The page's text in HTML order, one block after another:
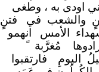
اودى به ، وطغى
والشعب في
فتنٍ
الأمس
انهمو
مُغرَّبة
اليومِ
فارتقبوا